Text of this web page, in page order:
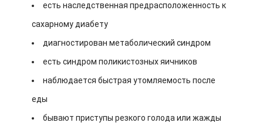
есть наследственная предрасположенность к
сахарному диабету
диагностирован метаболический синдром
есть синдром поликистозных яичников
наблюдается быстрая утомляемость после
еды
бывают приступы резкого голода или жажды